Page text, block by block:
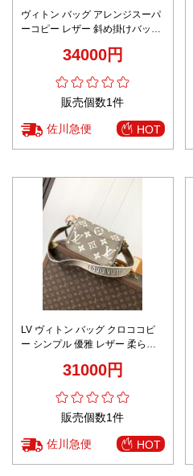
ヴィトン バッグ アレンジスーパ
ーコピー レザー 斜め掛けバッグ
34000円
販売個数1件
佐川急便 HOT
LV ヴィトン バッグ クロココピ
ー シンプル 優雅 レザー 柔らか
31000円
販売個数1件
佐川急便 HOT